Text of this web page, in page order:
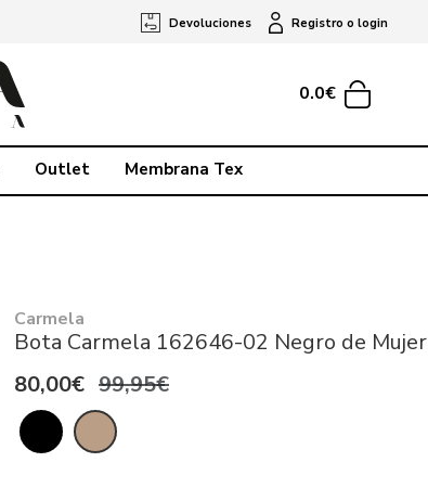
Devoluciones Registro o login
0.0€
Outlet Membrana Tex
Carmela
Bota Carmela 162646-02 Negro de Mujer
80,00€ 99,95€